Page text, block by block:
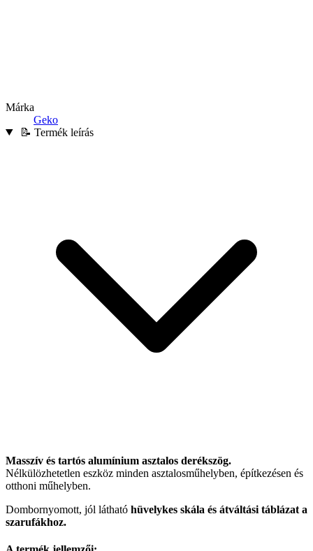
Márka
Geko
📝 Termék leírás
Masszív és tartós alumínium asztalos derékszög.
Nélkülözhetetlen eszköz minden asztalosműhelyben, építkezésen és
otthoni műhelyben.
Dombornyomott, jól látható hüvelykes skála és átváltási táblázat a
szarufákhoz.